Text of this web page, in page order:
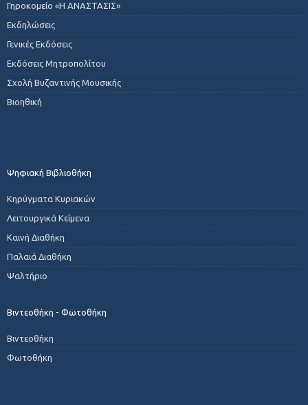
Γηροκομείο «Η ΑΝΑΣΤΑΣΙΣ»
Εκδηλώσεις
Γενικές Εκδόσεις
Εκδόσεις Μητροπολίτου
Σχολή Βυζαντινής Μουσικής
Βιοηθική
Ψηφιακή Βιβλιοθήκη
Κηρύγματα Κυριακών
Λειτουργικά Κείμενα
Καινή Διαθήκη
Παλαιά Διαθήκη
Ψαλτήριο
Βιντεοθήκη - Φωτοθήκη
Βιντεοθήκη
Φωτοθήκη